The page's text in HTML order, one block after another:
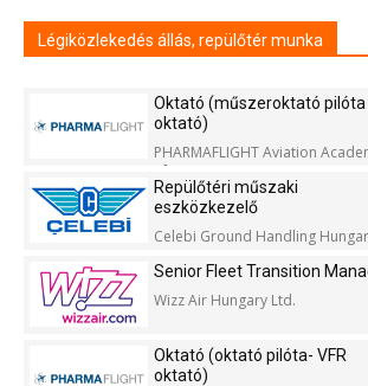
Légiközlekedés állás, repülőtér munka
Oktató (műszeroktató pilóta
oktató)
PHARMAFLIGHT Aviation
Kft.
Repülőtéri műszaki
eszközkezelő
Celebi Ground Handling
Senior Fleet Transition
Wizz Air Hungary Ltd.
Oktató (oktató pilóta- VFR
oktató)